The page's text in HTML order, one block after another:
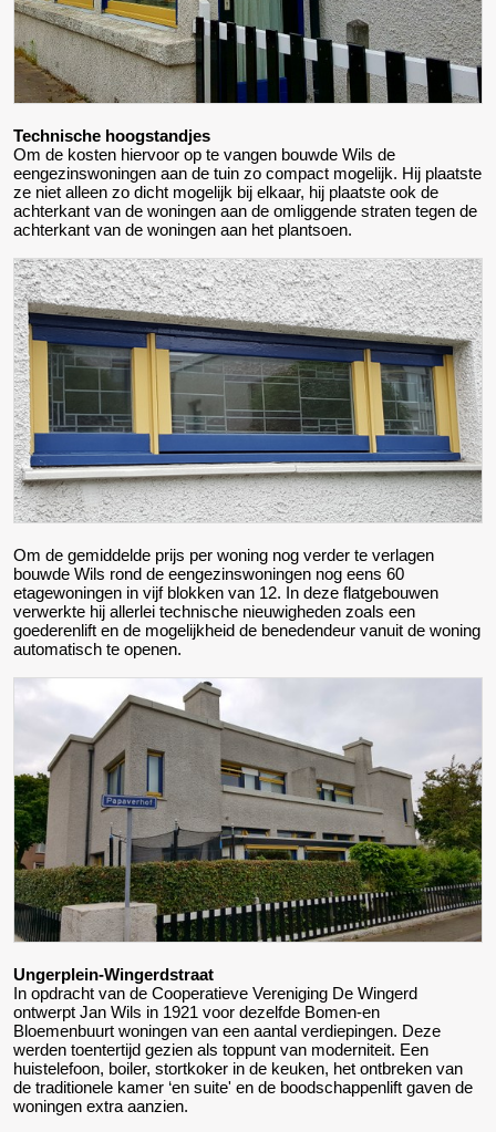
Technische hoogstandjes
Om de kosten hiervoor op te vangen bouwde Wils de
eengezinswoningen aan de tuin zo compact mogelijk. Hij plaatste
ze niet alleen zo dicht mogelijk bij elkaar, hij plaatste ook de
achterkant van de woningen aan de omliggende straten tegen de
achterkant van de woningen aan het plantsoen.
Om de gemiddelde prijs per woning nog verder te verlagen
bouwde Wils rond de eengezinswoningen nog eens 60
etagewoningen in vijf blokken van 12. In deze flatgebouwen
verwerkte hij allerlei technische nieuwigheden zoals een
goederenlift en de mogelijkheid de benedendeur vanuit de woning
automatisch te openen.
Ungerplein-Wingerdstraat
In opdracht van de Cooperatieve Vereniging De Wingerd
ontwerpt Jan Wils in 1921 voor dezelfde Bomen-en
Bloemenbuurt woningen van een aantal verdiepingen. Deze
werden toentertijd gezien als toppunt van moderniteit. Een
huistelefoon, boiler, stortkoker in de keuken, het ontbreken van
de traditionele kamer ‘en suite' en de boodschappenlift gaven de
woningen extra aanzien.